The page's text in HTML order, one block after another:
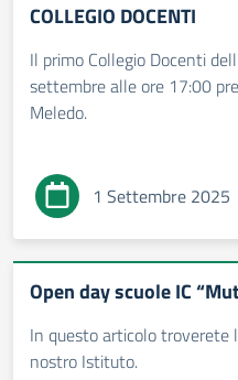
COLLEGIO DOCENTI
Il primo Collegio Docenti
settembre alle ore 17:00
Meledo.
1 Settembre 2025
Open day scuole IC
In questo articolo
nostro Istituto.